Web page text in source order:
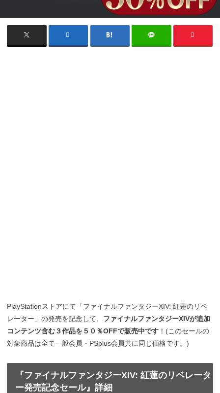
PlayStationストアにて「ファイナルファンタジーXIV: 紅蓮のリベ
レーター」の発売を記念して、 ファイナルファンタジーXIVが追加
コンテンツ含む３作品を５０％OFFで販売中です ！(このセールの
対象商品は全て一般会員・PSplus会員共に同じ価格です。)
『ファイナルファンタジーXIV: 紅蓮のリベレータ
ー発売記念セール』詳細